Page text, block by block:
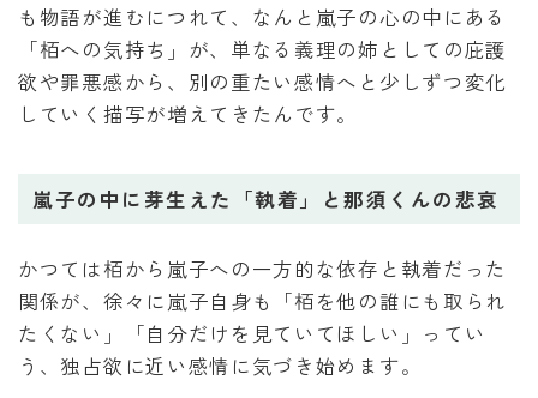
も物語が進むにつれて、なんと嵐子の心の中にある
「栢への気持ち」が、単なる義理の姉としての庇護
欲や罪悪感から、別の重たい感情へと少しずつ変化
していく描写が増えてきたんです。
嵐子の中に芽生えた「執着」と那須くんの悲哀
かつては栢から嵐子への一方的な依存と執着だった
関係が、徐々に嵐子自身も「栢を他の誰にも取られ
たくない」「自分だけを見ていてほしい」ってい
う、独占欲に近い感情に気づき始めます。